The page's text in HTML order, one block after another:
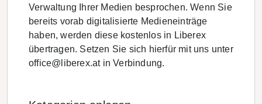
Verwaltung Ihrer Medien besprochen. Wenn Sie
bereits vorab digitalisierte Medieneinträge
haben, werden diese kostenlos in Liberex
übertragen. Setzen Sie sich hierfür mit uns unter
office@liberex.at in Verbindung.